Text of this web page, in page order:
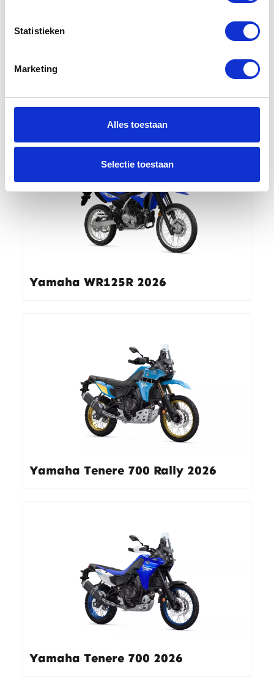
Statistieken
Marketing
Alles toestaan
Selectie toestaan
2026
Yamaha WR125R 2026
Yamaha Tenere 700 Rally 2026
Yamaha Tenere 700 2026